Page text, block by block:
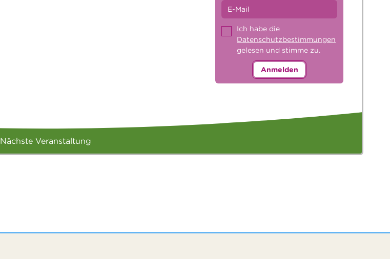
Ich habe die
Datenschutzbestimmungen
gelesen und stimme zu.
Anmelden
Nächste Veranstaltung